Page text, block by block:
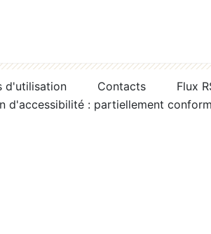
d'utilisation Contacts
Flux
d'accessibilité : partiellement